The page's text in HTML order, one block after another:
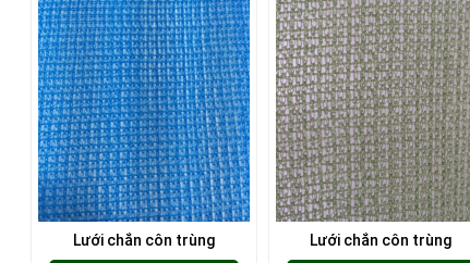
Lưới chắn côn trùng
Lưới chắn côn trùng